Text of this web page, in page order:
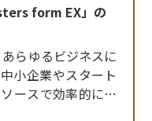
form EX」の
らゆるビジネスに
小企業やスタート
ースで効率的に営